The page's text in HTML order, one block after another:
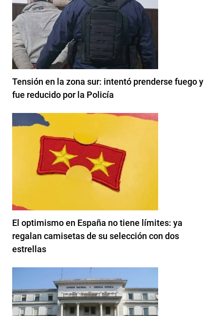
Tensión en la zona sur: intentó prenderse fuego y
fue reducido por la Policía
El optimismo en España no tiene límites: ya
regalan camisetas de su selección con dos
estrellas